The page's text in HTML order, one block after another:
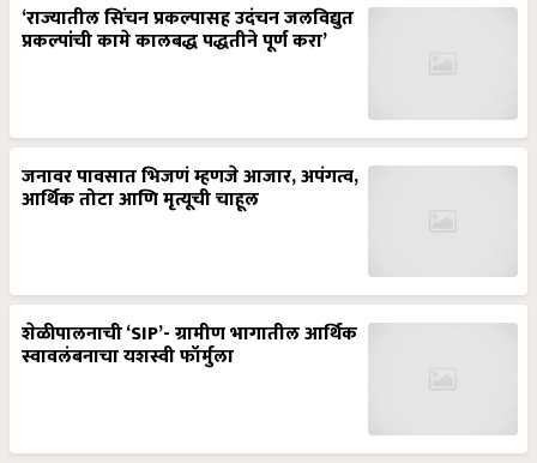
‘राज्यातील सिंचन प्रकल्पासह उदंचन जलविद्युत
प्रकल्पांची कामे कालबद्ध पद्धतीने पूर्ण करा’
जनावर पावसात भिजणं म्हणजे आजार, अपंगत्व,
आर्थिक तोटा आणि मृत्यूची चाहूल
शेळीपालनाची ‘SIP’- ग्रामीण भागातील आर्थिक
स्वावलंबनाचा यशस्वी फॉर्मुला